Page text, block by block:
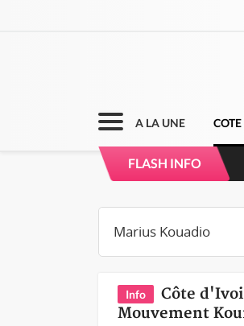
A LA UNE
FLASH INFO
Info
Côte
Mouvement